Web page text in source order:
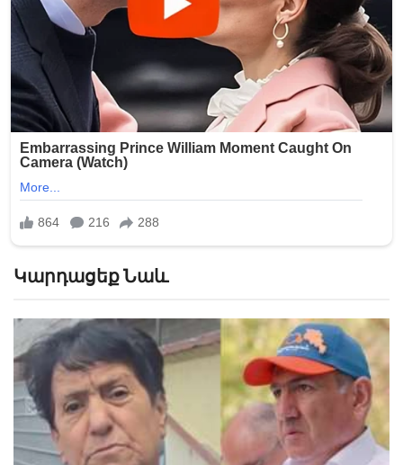
Կարդացեք Նաև
«Հիշեցի՞ք մեզ, ձեր սանիկներն ենք». աղջիկները՝
Նիկոլ Փաշինյանին